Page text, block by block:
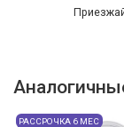
РАССРОЧКА 6 МЕС